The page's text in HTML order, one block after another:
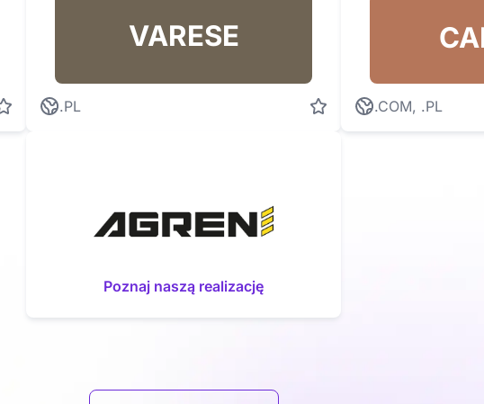
VARESE
.PL .COM, .PL
Poznaj naszą realizację